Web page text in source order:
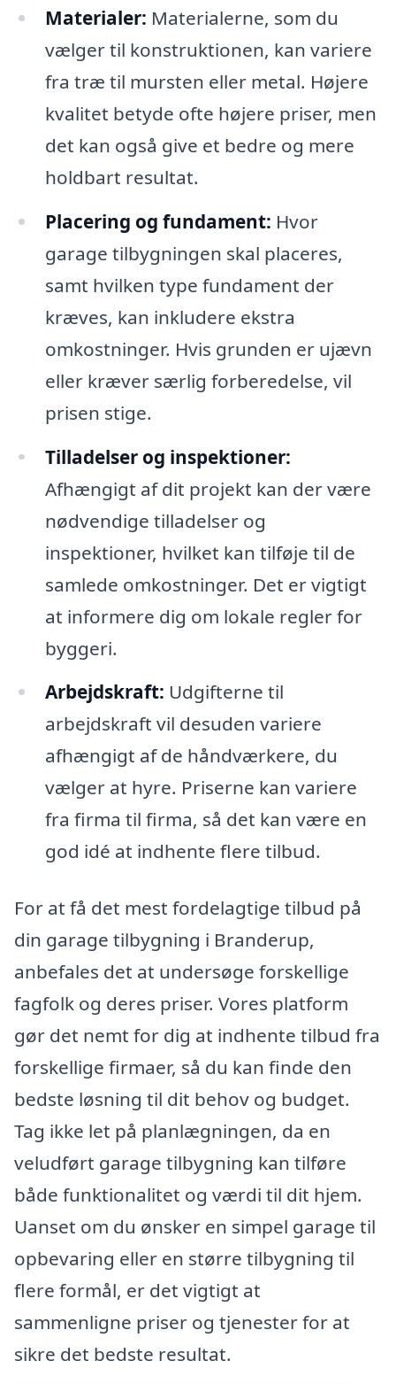
Materialer: Materialerne, som du
vælger til konstruktionen, kan variere
fra træ til mursten eller metal. Højere
kvalitet betyde ofte højere priser, men
det kan også give et bedre og mere
holdbart resultat.
Placering og fundament: Hvor
garage tilbygningen skal placeres,
samt hvilken type fundament der
kræves, kan inkludere ekstra
omkostninger. Hvis grunden er ujævn
eller kræver særlig forberedelse, vil
prisen stige.
Tilladelser og inspektioner:
Afhængigt af dit projekt kan der være
nødvendige tilladelser og
inspektioner, hvilket kan tilføje til de
samlede omkostninger. Det er vigtigt
at informere dig om lokale regler for
byggeri.
Arbejdskraft: Udgifterne til
arbejdskraft vil desuden variere
afhængigt af de håndværkere, du
vælger at hyre. Priserne kan variere
fra firma til firma, så det kan være en
god idé at indhente flere tilbud.
For at få det mest fordelagtige tilbud på
din garage tilbygning i Branderup,
anbefales det at undersøge forskellige
fagfolk og deres priser. Vores platform
gør det nemt for dig at indhente tilbud fra
forskellige firmaer, så du kan finde den
bedste løsning til dit behov og budget.
Tag ikke let på planlægningen, da en
veludført garage tilbygning kan tilføre
både funktionalitet og værdi til dit hjem.
Uanset om du ønsker en simpel garage til
opbevaring eller en større tilbygning til
flere formål, er det vigtigt at
sammenligne priser og tjenester for at
sikre det bedste resultat.